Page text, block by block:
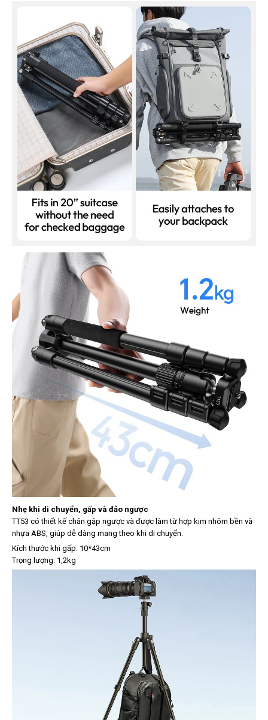
Nhẹ khi di chuyển, gấp và đảo ngược
TT53 có thiết kế chân gập ngược và được làm từ hợp kim nhôm bền và
nhựa ABS, giúp dễ dàng mang theo khi di chuyển.
Kích thước khi gấp: 10*43cm
Trọng lượng: 1,2kg